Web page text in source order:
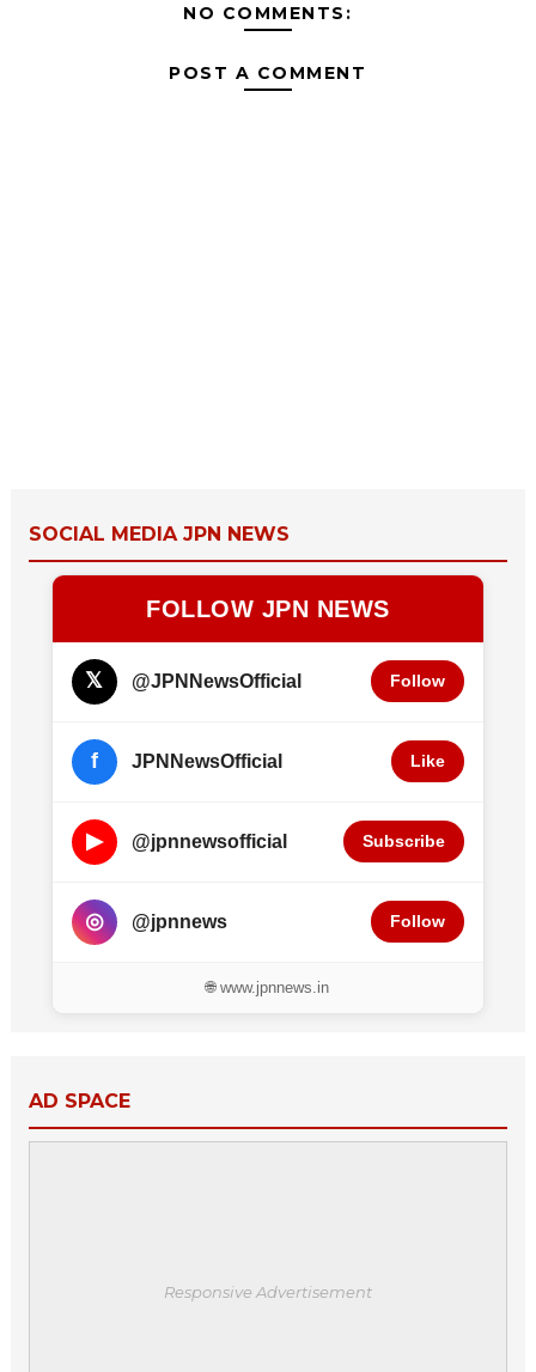
NO COMMENTS:
POST A COMMENT
SOCIAL MEDIA JPN NEWS
FOLLOW JPN NEWS
𝕏 @JPNNewsOfficial Follow
f JPNNewsOfficial Like
▶ @jpnnewsofficial Subscribe
◎ @jpnnews Follow
🌐 www.jpnnews.in
AD SPACE
Responsive Advertisement